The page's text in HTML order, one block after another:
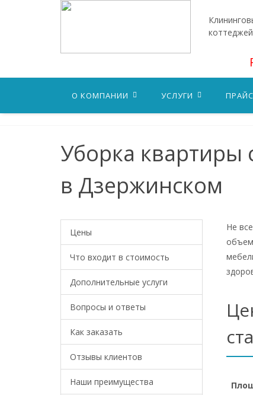
О КОМПАНИИ УСЛУГИ
Уборка квартиры
в Дзержинском
Цены
Что входит в стоимость
Дополнительные услуги
Вопросы и ответы
Как заказать
Отзывы клиентов
Наши преимущества
Не